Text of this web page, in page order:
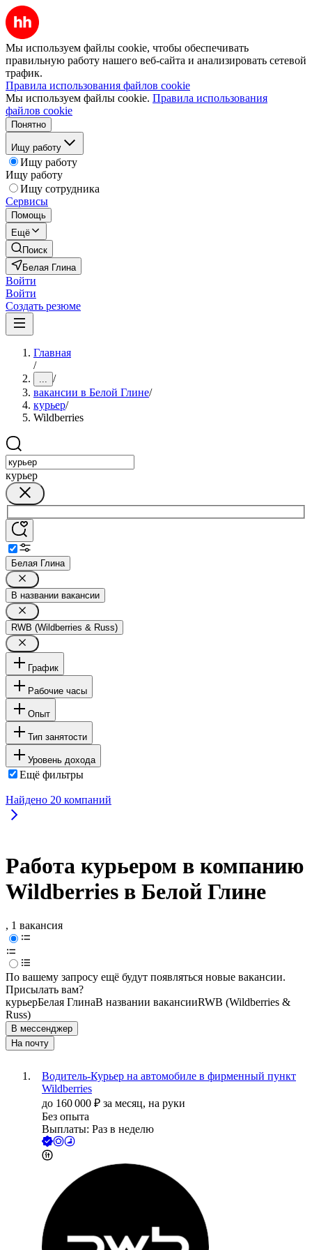
Мы используем файлы cookie, чтобы обеспечивать
правильную работу нашего веб-сайта и анализировать сетевой
трафик.
Правила использования файлов cookie
Мы используем файлы cookie. Правила использования
файлов cookie
Понятно
Ищу работу
Ищу работу
Ищу работу
Ищу сотрудника
Сервисы
Помощь
Ещё
Поиск
Белая Глина
Войти
Войти
Создать резюме
Главная
/
... /
вакансии в Белой Глине/
курьер/
Wildberries
курьер
Белая Глина
В названии вакансии
RWB (Wildberries & Russ)
График
Рабочие часы
Опыт
Тип занятости
Уровень дохода
Ещё фильтры
Найдено 20 компаний
Работа курьером в компанию
Wildberries в Белой Глине
, 1 вакансия
По вашему запросу ещё будут появляться новые вакансии.
Присылать вам?
курьерБелая ГлинаВ названии вакансииRWB (Wildberries &
Russ)
В мессенджер
На почту
Водитель-Курьер на автомобиле в фирменный пункт
Wildberries
до 160 000 ₽ за месяц, на руки
Без опыта
Выплаты: Раз в неделю